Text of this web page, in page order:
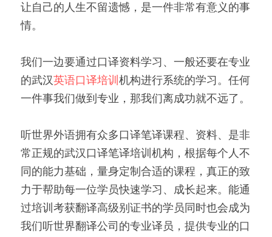
让自己的人生不留遗憾，是一件非常有意义的事
情。
我们一边要通过口译资料学习、一般还要在专业
的武汉英语口译培训 机构进行系统的学习。任何
一件事我们做到专业，那我们离成功就不远了。
听世界外语拥有众多口译笔译课程、资料、是非
常正规的武汉口译笔译培训机构，根据每个人不
同的能力基础，量身定制合适的课程，真正的致
力于帮助每一位学员快速学习、成长起来。能通
过培训考获翻译高级别证书的学员同时也会成为
我们听世界翻译公司的专业译员，提供专业的口